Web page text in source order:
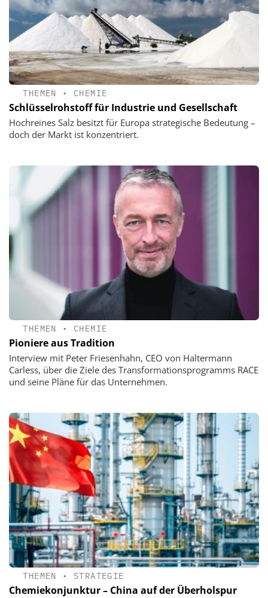
THEMEN • CHEMIE
Schlüsselrohstoff für Industrie und Gesellschaft
Hochreines Salz besitzt für Europa strategische Bedeutung –
doch der Markt ist konzentriert.
THEMEN • CHEMIE
Pioniere aus Tradition
Interview mit Peter Friesenhahn, CEO von Haltermann
Carless, über die Ziele des Transformationsprogramms RACE
und seine Pläne für das Unternehmen.
THEMEN • STRATEGIE
Chemiekonjunktur – China auf der Überholspur